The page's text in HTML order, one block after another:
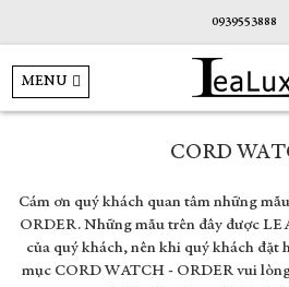
0939553888
MENU
CORD
Cám ơn quý khách quan tâm những
ORDER. Những mẫu trên đây được
của quý khách, nên khi quý khách đặt
mục CORD WATCH - ORDER vui